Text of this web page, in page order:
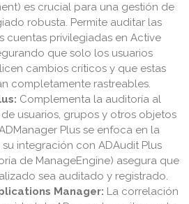
es crucial para una gestión de
robusta. Permite auditar las
cuentas privilegiadas en Active
que solo los usuarios
cambios críticos y que estas
completamente rastreables.
Complementa la auditoría al
usuarios, grupos y otros objetos
Plus se enfoca en la
integración con ADAudit Plus
de ManageEngine) asegura que
sea auditado y registrado.
Manager: La correlación